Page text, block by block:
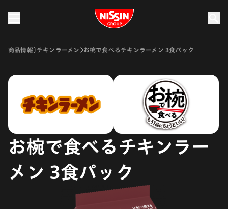
Nissin Group
商品情報 チキンラーメン お椀で食べるチキンラーメン 3食パック
お椀で食べるチキンラー
メン 3食パック